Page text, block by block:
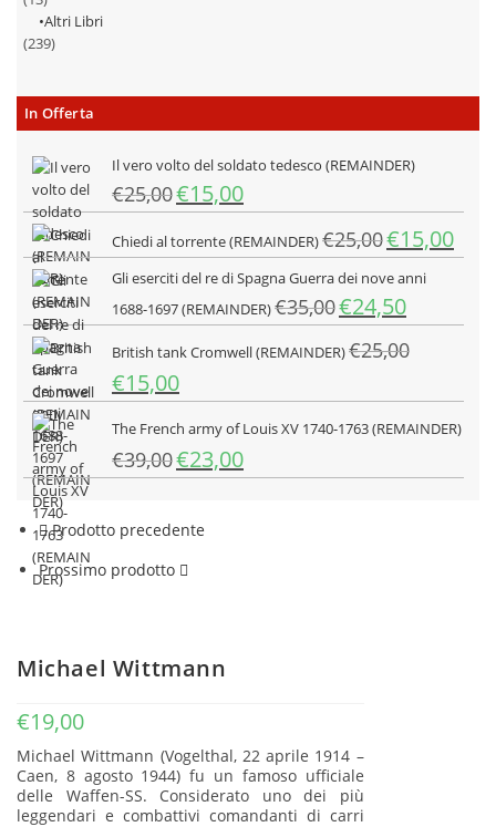
Altri Libri
(239)
In Offerta
Il vero volto del soldato tedesco (REMAINDER)
€25,00Il
prezzo
originale
era:
€25,00.
€15,00Il
prezzo
attuale
è:
€15,00.
Chiedi al torrente (REMAINDER)€25,00Il
prezzo
originale
era:
€25,00.
€15,00Il
Gli eserciti del re di Spagna Guerra dei nove anni
1688-1697 (REMAINDER)€35,00Il
prezzo
originale
€35,00.
€24,50Il
prezzo
attuale
€24,50.
British tank Cromwell (REMAINDER)€25,00
Il
prezzo
originale
era:
€25,00.
€15,00Il
prezzo
attuale
è:
€15,00.
The French army of Louis XV 1740-1763 (REMAINDER)
€39,00Il
prezzo
era:
€23,00Il
prezzo
Prodotto precedente
Prossimo prodotto
Michael Wittmann
€19,00
Michael Wittmann (Vogelthal, 22 aprile 1914 –
Caen, 8 agosto 1944) fu un famoso ufficiale
delle Waffen-SS. Considerato uno dei più
leggendari e combattivi comandanti di carri